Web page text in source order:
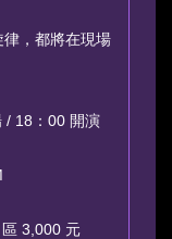
，都將在現場
/ 18：00 開演
3,000 元